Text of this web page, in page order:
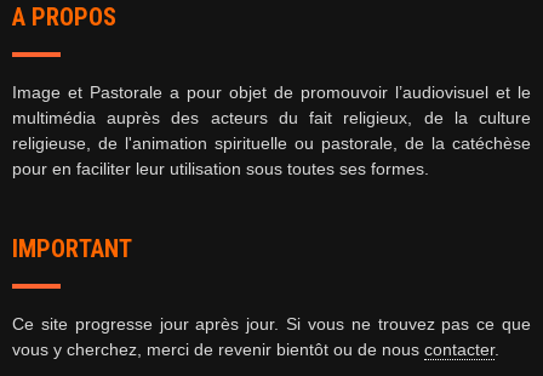
A PROPOS
Image et Pastorale a pour objet de promouvoir l’audiovisuel et le
multimédia auprès des acteurs du fait religieux, de la culture
religieuse, de l'animation spirituelle ou pastorale, de la catéchèse
pour en faciliter leur utilisation sous toutes ses formes.
IMPORTANT
Ce site progresse jour après jour. Si vous ne trouvez pas ce que
vous y cherchez, merci de revenir bientôt ou de nous contacter.